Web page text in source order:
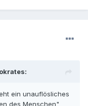
ein unauflösliches
des Menschen"